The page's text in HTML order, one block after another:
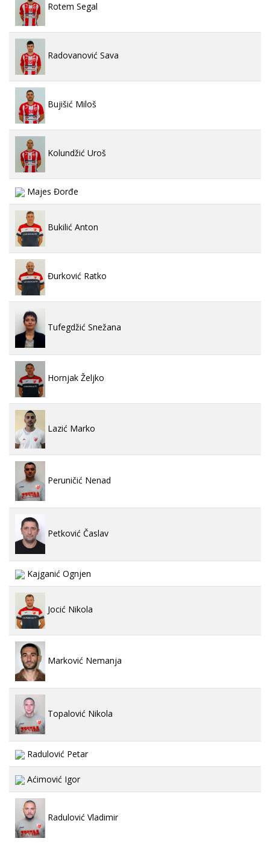
Rotem Segal
Radovanović Sava
Bujišić Miloš
Kolundžić Uroš
Majes Đorđe
Bukilić Anton
Đurković Ratko
Tufegdžić Snežana
Hornjak Željko
Lazić Marko
Peruničić Nenad
Petković Časlav
Kajganić Ognjen
Jocić Nikola
Marković Nemanja
Topalović Nikola
Radulović Petar
Aćimović Igor
Radulović Vladimir